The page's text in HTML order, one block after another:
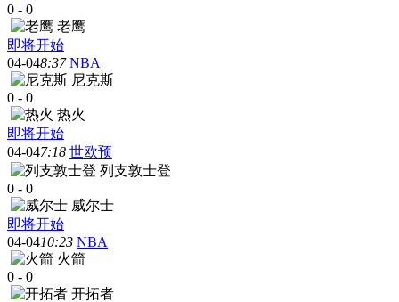
0 - 0
老鹰
即将开始
04-048:37 NBA
尼克斯
0 - 0
热火
即将开始
04-047:18 世欧预
列支敦士登
0 - 0
威尔士
即将开始
04-0410:23 NBA
火箭
0 - 0
开拓者